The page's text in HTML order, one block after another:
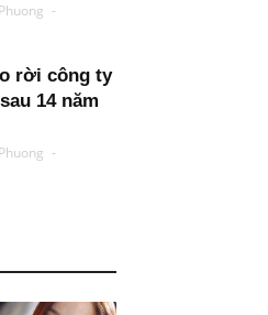
-
rời công ty
14 năm
-